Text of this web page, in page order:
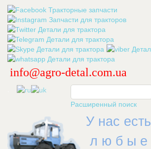
info@agro-detal.com.ua
Расширенный поиск
У нас есть
л ю б ы е